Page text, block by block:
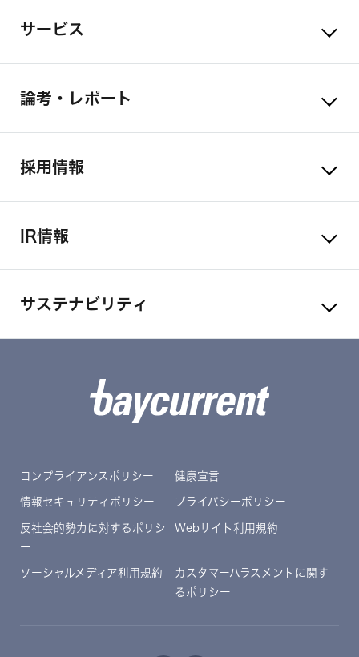
サービス
論考・レポート
採用情報
IR情報
サステナビリティ
コンプライアンスポリシー 健康宣言
情報セキュリティポリシー プライバシーポリシー
反社会的勢力に対するポリシ
ー
Webサイト利用規約
ソーシャルメディア利用規約
カスタマーハラスメントに関す
るポリシー